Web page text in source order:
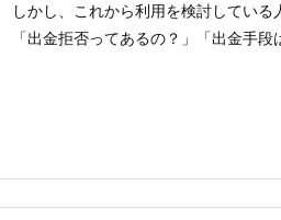
しかし、これから利用を検討している
「出金拒否ってあるの？」「出金手